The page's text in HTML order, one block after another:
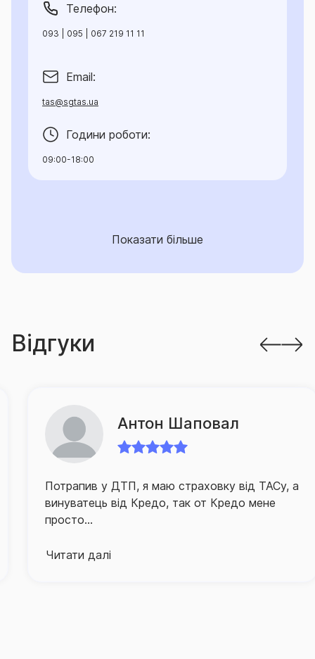
Телефон:
093 | 095 | 067 219 11 11
Email:
tas@sgtas.ua
Години роботи:
09:00-18:00
Показати більше
Відгуки
Антон Шаповал
Потрапив у ДТП, я маю страховку від ТАСу, а
винуватець від Кредо, так от Кредо мене
просто...
Читати далі